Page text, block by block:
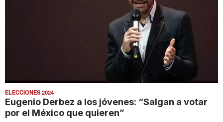
ELECCIONES 2024
Eugenio Derbez a los jóvenes: “Salgan a votar
por el México que quieren”